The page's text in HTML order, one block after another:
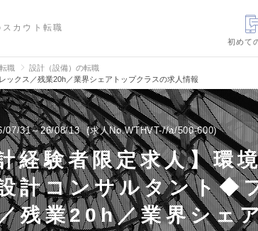
カウト転職
初めて
職
設計（設備）の転職
ックス／残業20h／業界シェアトップクラスの求人情報
07/31～26/08/13 求人No.WTHVT-//a/500-600
経験者限定求人】環
計コンサルタント◆
残業20h／業界シェ